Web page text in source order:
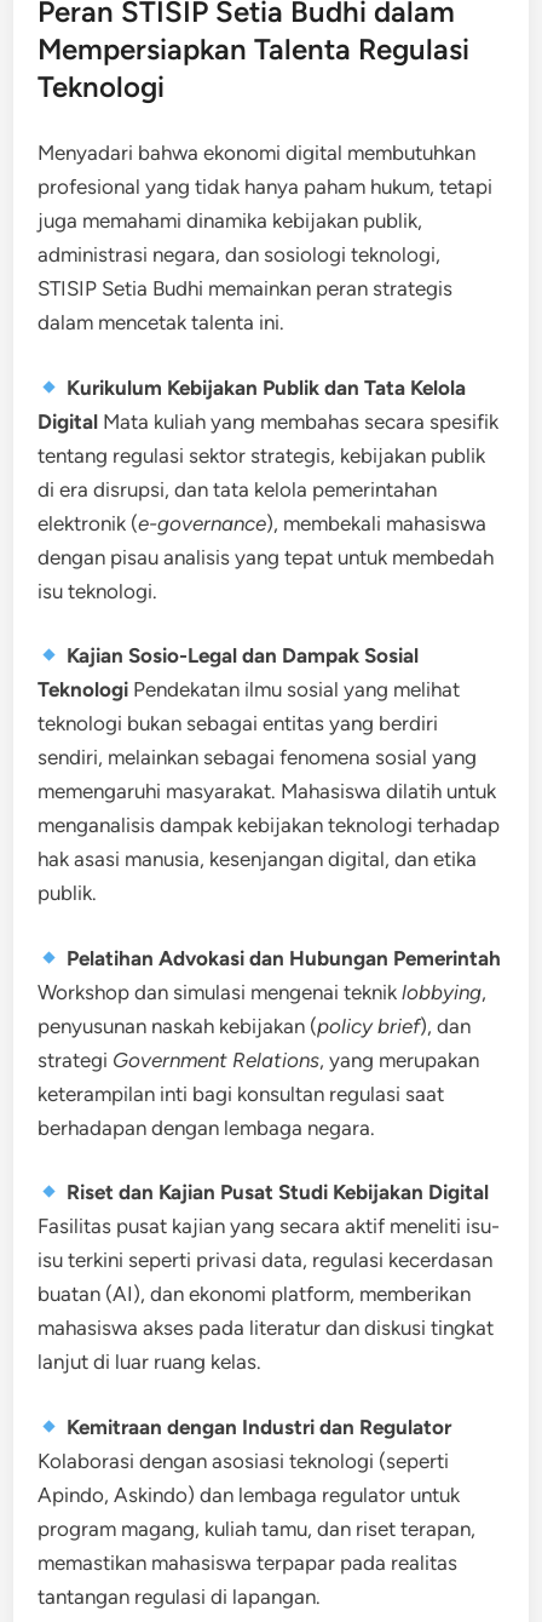
Peran STISIP Setia Budhi dalam
Mempersiapkan Talenta Regulasi
Teknologi
Menyadari bahwa ekonomi digital membutuhkan
profesional yang tidak hanya paham hukum, tetapi
juga memahami dinamika kebijakan publik,
administrasi negara, dan sosiologi teknologi,
STISIP Setia Budhi memainkan peran strategis
dalam mencetak talenta ini.
Kurikulum Kebijakan Publik dan Tata Kelola
Digital Mata kuliah yang membahas secara spesifik
tentang regulasi sektor strategis, kebijakan publik
di era disrupsi, dan tata kelola pemerintahan
elektronik (e-governance), membekali mahasiswa
dengan pisau analisis yang tepat untuk membedah
isu teknologi.
Kajian Sosio-Legal dan Dampak Sosial
Teknologi Pendekatan ilmu sosial yang melihat
teknologi bukan sebagai entitas yang berdiri
sendiri, melainkan sebagai fenomena sosial yang
memengaruhi masyarakat. Mahasiswa dilatih untuk
menganalisis dampak kebijakan teknologi terhadap
hak asasi manusia, kesenjangan digital, dan etika
publik.
Pelatihan Advokasi dan Hubungan Pemerintah
Workshop dan simulasi mengenai tekniklobbying,
penyusunan naskah kebijakan (policy brief), dan
strategi Government Relations, yang merupakan
keterampilan inti bagi konsultan regulasi saat
berhadapan dengan lembaga negara.
Riset dan Kajian Pusat Studi Kebijakan Digital
Fasilitas pusat kajian yang secara aktif meneliti isu-
isu terkini seperti privasi data, regulasi kecerdasan
buatan (AI), dan ekonomi platform, memberikan
mahasiswa akses pada literatur dan diskusi tingkat
lanjut di luar ruang kelas.
Kemitraan dengan Industri dan Regulator
Kolaborasi dengan asosiasi teknologi (seperti
Apindo, Askindo) dan lembaga regulator untuk
program magang, kuliah tamu, dan riset terapan,
memastikan mahasiswa terpapar pada realitas
tantangan regulasi di lapangan.